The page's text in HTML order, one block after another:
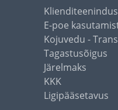
E-poe
Kojuvedu -
Tagastusõigus
Järelmaks
KKK
Ligipääsetavus